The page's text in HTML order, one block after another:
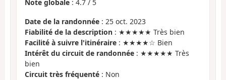
Note globale : 4.7 / 5
Date de la randonnée : 25 oct. 2023
Fiabilité de la description : ★★★★★ Très bien
Facilité à suivre l'itinéraire : ★★★★☆ Bien
Intérêt du circuit de randonnée : ★★★★★ Très
bien
Circuit très fréquenté : Non